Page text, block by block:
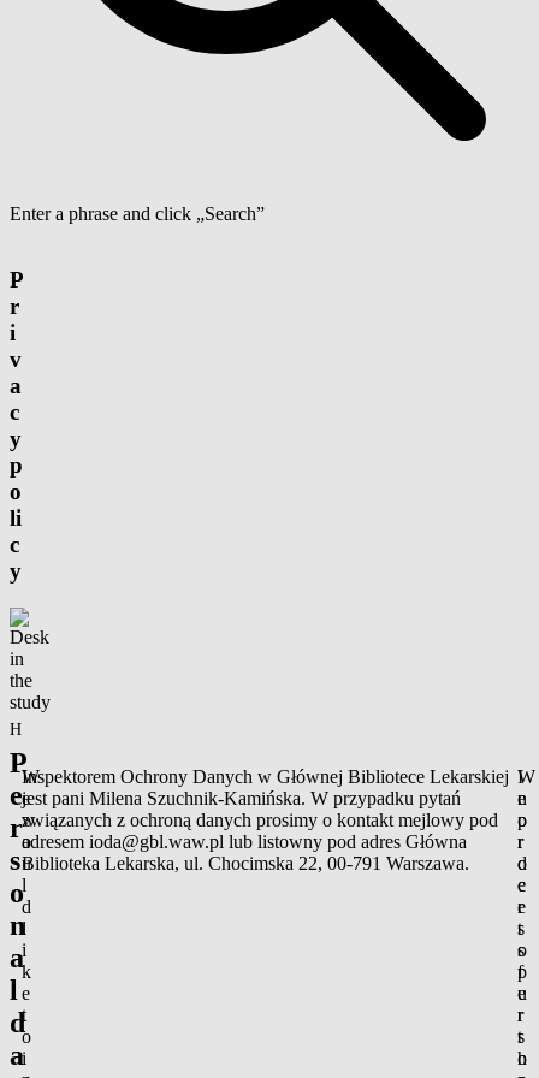
Enter a phrase and click „Search”
P
r
i
v
a
c
y
p
o
li
c
y
Homepage
P
e
r
s
o
n
a
l
d
a
W
e
w
o
u
l
d
l
i
k
e
t
o
i
Inspektorem Ochrony Danych w Głównej Bibliotece Lekarskiej
jest pani Milena Szuchnik-Kamińska. W przypadku pytań
związanych z ochroną danych prosimy o kontakt mejlowy pod
adresem ioda@gbl.waw.pl lub listowny pod adres Główna
Biblioteka Lekarska, ul. Chocimska 22, 00-791 Warszawa.
I
n
o
r
d
e
r
t
o
f
u
r
t
h
W
e
p
r
o
c
e
s
s
p
e
r
s
o